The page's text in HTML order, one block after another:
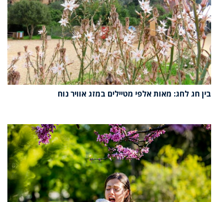
בין חג לחג: מאות אלפי מטיילים במזג אוויר נוח